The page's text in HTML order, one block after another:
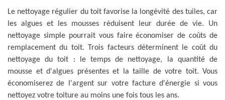
Le nettoyage régulier du toit favorise la longévité des tuiles, car
les algues et les mousses réduisent leur durée de vie. Un
nettoyage simple pourrait vous faire économiser de coûts de
remplacement du toit. Trois facteurs déterminent le coût du
nettoyage du toit : le temps de nettoyage, la quantité de
mousse et d'algues présentes et la taille de votre toit. Vous
économiserez de l'argent sur votre facture d'énergie si vous
nettoyez votre toiture au moins une fois tous les ans.